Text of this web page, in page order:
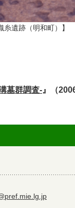
和町）】
墓群調査- 』（